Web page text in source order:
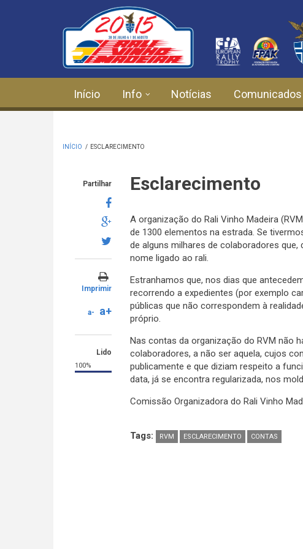
Passar para o conteúdo principal
Início Info Notícias Comunicados
INÍCIO / ESCLARECIMENTO
Partilhar
Imprimir
a- a+
Lido
100%
Esclarecimento
A organização do Rali Vinho Madeira
de 1300 elementos na estrada. Se
de alguns milhares de colaboradores
nome ligado ao rali.
Estranhamos que, nos dias que
recorrendo a expedientes (por exemplo
públicas que não correspondem à
próprio.
Nas contas da organização do RVM não
colaboradores, a não ser aquela, cujos
publicamente e que diziam respeito a
data, já se encontra regularizada, nos
Comissão Organizadora do Rali Vinho
Tags: RVM ESCLARECIMENTO CONTAS